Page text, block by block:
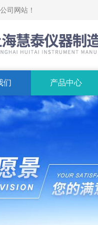
司网站！
们 产品中心